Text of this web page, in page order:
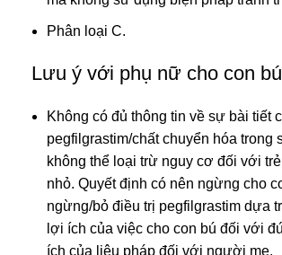
Phân loại C.
Lưu ý với phụ nữ cho con bú
Không có đủ thông tin về sự bài tiết
pegfilgrastim/chất chuyển hóa trong
không thể loại trừ nguy cơ đối với
nhỏ. Quyết định có nên ngừng cho
ngừng/bỏ điều trị pegfilgrastim dựa
lợi ích của việc cho con bú đối với
ích của liệu pháp đối với người mẹ.